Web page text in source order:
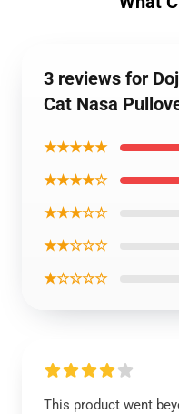
3 reviews for
Cat Nasa
★★★★★
★★★★☆
★★★☆☆
★★☆☆☆
★☆☆☆☆
This product went